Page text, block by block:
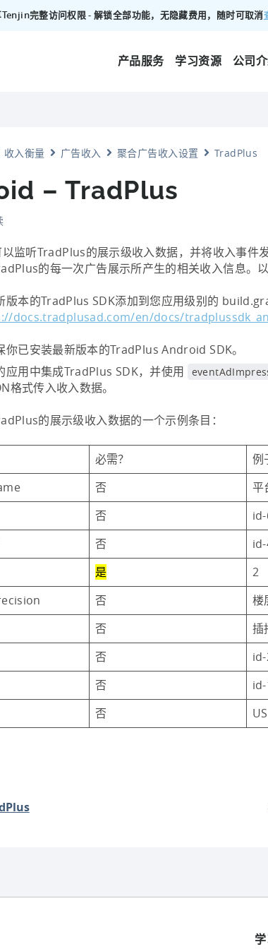
完整访问权限 - 解锁全部功能，无隐藏费用，随时可取消
产品服务 学习资源 公司
收入衡量 广告收入 聚合广告收入设置 TradPlus
– TradPlus
监听TradPlus的展示级收入数据，并将收入事件
的每一次广告展示所产生的相关收入信息。以
版本的TradPlus SDK添加到您应用级别的
docs.tradplusad.com/en/docs/
你已安装最新版本的TradPlus Android SDK。
应用中集成TradPlus SDK，并使用
格式传入收入数据。
的展示级收入数据的一个示例条目：
必需？
例
否
平
否
否
是
2
否
楼
否
插
否
否
id-
否 US